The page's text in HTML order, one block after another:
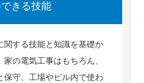
きる技能
関する技能と知識を基礎か
の電気工事はもちろん、
保守、工場やビル内で使わ